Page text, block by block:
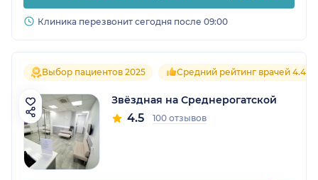
Клиника перезвонит сегодня после 09:00
Выбор пациентов 2025 Средний рейтинг врачей 4.4
Звёздная на Среднерогатской
4.5 100 отзывов